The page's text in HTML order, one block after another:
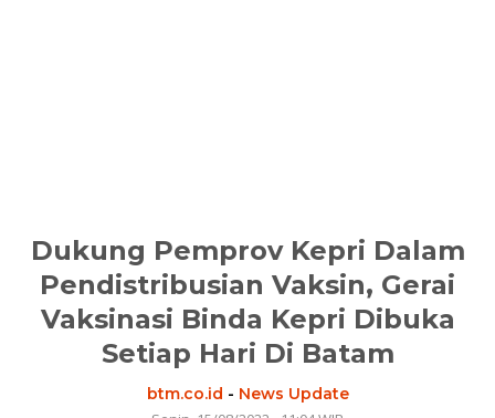
Dukung Pemprov Kepri Dalam
Pendistribusian Vaksin, Gerai
Vaksinasi Binda Kepri Dibuka
Setiap Hari Di Batam
btm.co.id - News Update